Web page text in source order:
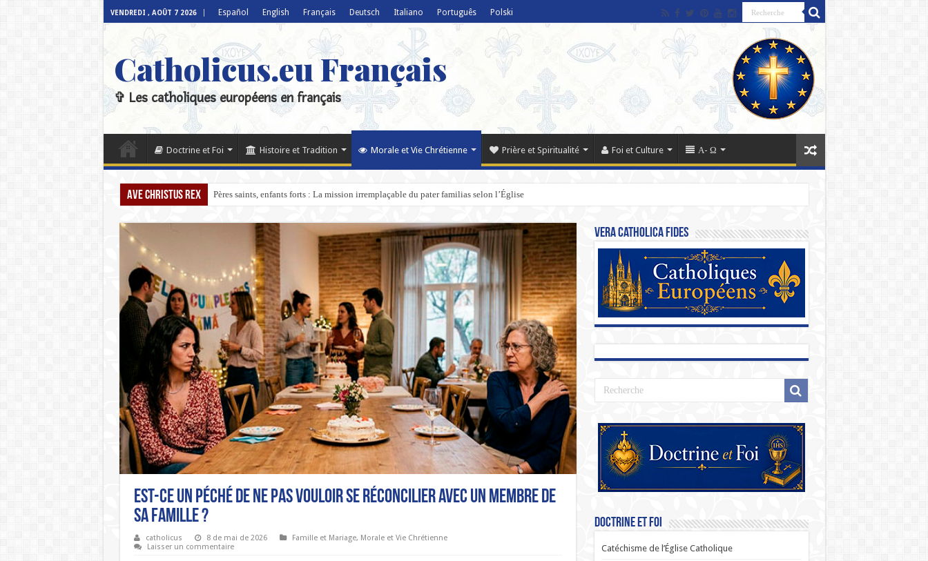
VENDREDI , AOÛT 7 2026 Español English Français Deutsch Italiano Português Polski
Catholicus.eu Français
✞ Les catholiques européens en français
Doctrine et Foi Histoire et Tradition Morale et Vie Chrétienne Prière et Spiritualité Foi et Culture Α- Ω
Ave Christus Rex Pères saints, enfants forts : La mission irremplaçable du pater familias selon l’Église
Est-ce un péché de ne pas vouloir se réconcilier avec un membre de
sa famille ?
catholicus 8 de mai de 2026 Famille et Mariage, Morale et Vie Chrétienne
Laisser un commentaire
Vera Catholica Fides
Doctrine et Foi
Catéchisme de l’Église Catholique